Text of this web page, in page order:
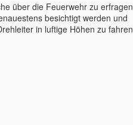
über die Feuerwehr zu
besichtigt werden und
in luftige Höhen zu